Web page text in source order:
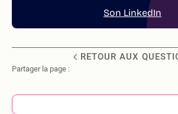
Son LinkedIn
RETOUR AUX
Partager la page :